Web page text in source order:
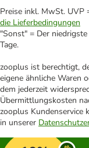
Preise inkl. MwSt. UVP
die Lieferbedingungen
"Sonst" = Der
Tage.
zooplus ist berechtigt,
eigene ähnliche Waren
dem jederzeit
Übermittlungskosten
zooplus Kundenservice
in unserer